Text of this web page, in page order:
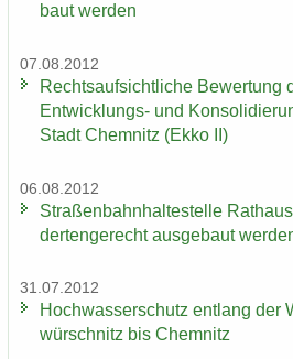
baut wer­den
07.08.2012
Rechts­auf­sicht­li­che Be­wer­tung
Entwicklungs-​ und
Stadt Chem­nitz (Ekko II)
06.08.2012
Stra­ßen­bahn­hal­te­stel­le
der­ten­ge­recht aus­ge­baut
31.07.2012
Hoch­was­ser­schutz ent­lang der
wür­schnitz bis Chem­nitz